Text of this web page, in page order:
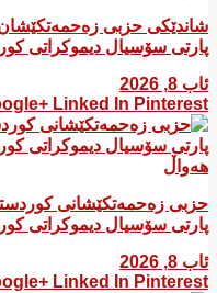
پارتی سۆسیال دیموکراتی
ئاب 8, 2026
Linked In Pinterest
هەواڵ
​حزبی زەحمەتکێشانی
پارتی سۆسیال دیموکراتی
ئاب 8, 2026
Linked In Pinterest